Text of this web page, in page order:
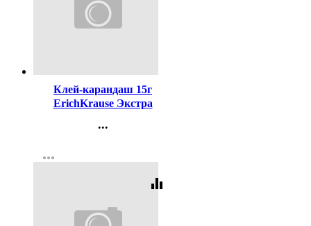
Клей-карандаш 15г
ErichKrause Экстра
...
Регистрация
more_horiz
equalizer